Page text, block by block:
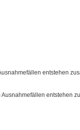
entstehen
entstehen